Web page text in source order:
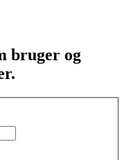
bruger og